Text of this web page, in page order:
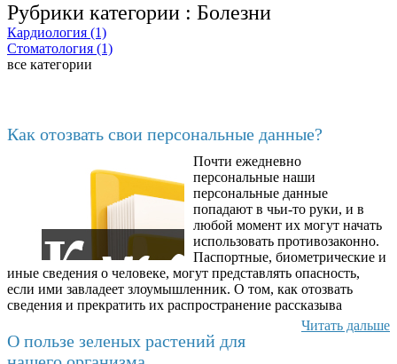
Рубрики категории : Болезни
Кардиология (1)
Стоматология (1)
все категории
Как отозвать свои персональные данные?
Почти ежедневно
персональные наши
персональные данные
попадают в чьи-то руки, и в
любой момент их могут начать
использовать противозаконно.
Паспортные, биометрические и
иные сведения о человеке, могут представлять опасность,
если ими завладеет злоумышленник. О том, как отозвать
сведения и прекратить их распространение рассказыва
Читать дальше
О пользе зеленых растений для